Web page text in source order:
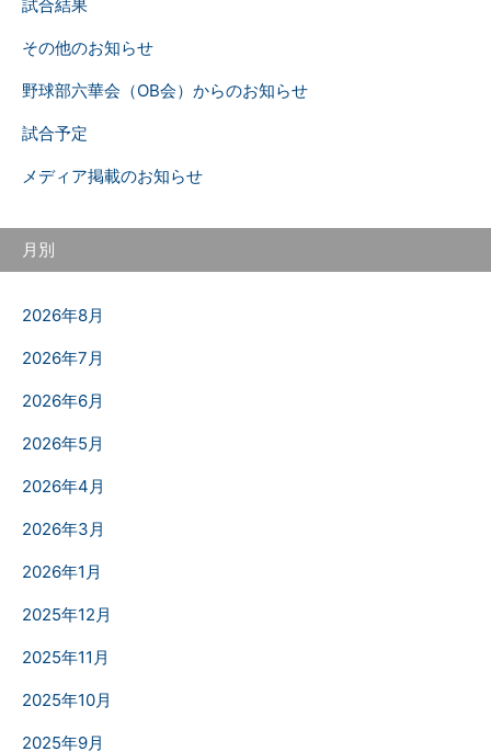
試合結果
その他のお知らせ
野球部六華会（OB会）からのお知らせ
試合予定
メディア掲載のお知らせ
月別
2026年8月
2026年7月
2026年6月
2026年5月
2026年4月
2026年3月
2026年1月
2025年12月
2025年11月
2025年10月
2025年9月